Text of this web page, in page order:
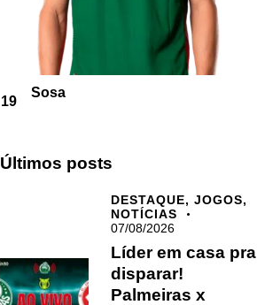
19
Sosa
Últimos posts
DESTAQUE,JOGOS,
NOTÍCIAS
07/08/2026
Líder em casa pra
disparar!
Palmeiras x